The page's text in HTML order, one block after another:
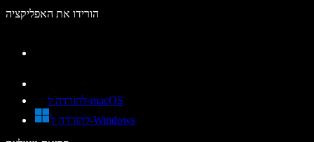
הורידו את האפליקציה
להורדה ל-macOS
להורדה ל-Windows